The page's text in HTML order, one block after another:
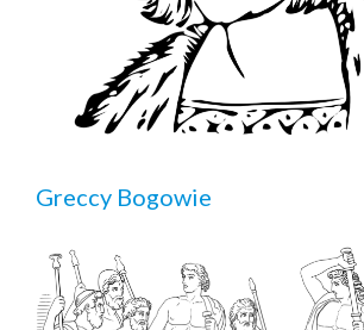
Greccy Bogowie